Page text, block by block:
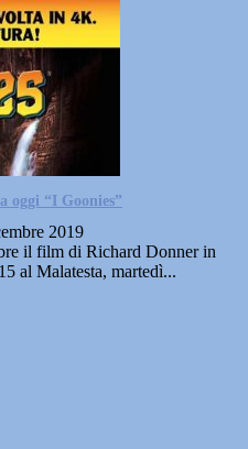
oggi “I Goonies”
2019
il film di Richard Donner in
al Malatesta, martedì...